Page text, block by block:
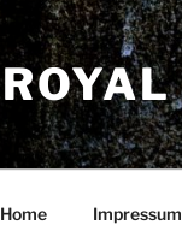
Home Impressum